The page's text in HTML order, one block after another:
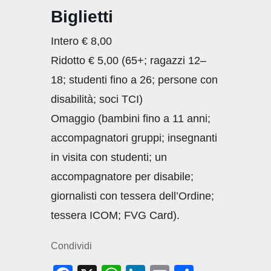
Biglietti
Intero € 8,00
Ridotto € 5,00 (65+; ragazzi 12–
18; studenti fino a 26; persone con
disabilità; soci TCI)
Omaggio (bambini fino a 11 anni;
accompagnatori gruppi; insegnanti
in visita con studenti; un
accompagnatore per disabile;
giornalisti con tessera dell’Ordine;
tessera ICOM; FVG Card).
Condividi